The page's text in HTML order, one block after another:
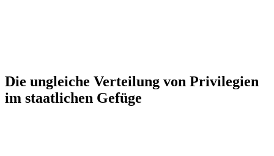
Die ungleiche Verteilung von Privilegien
im staatlichen Gefüge